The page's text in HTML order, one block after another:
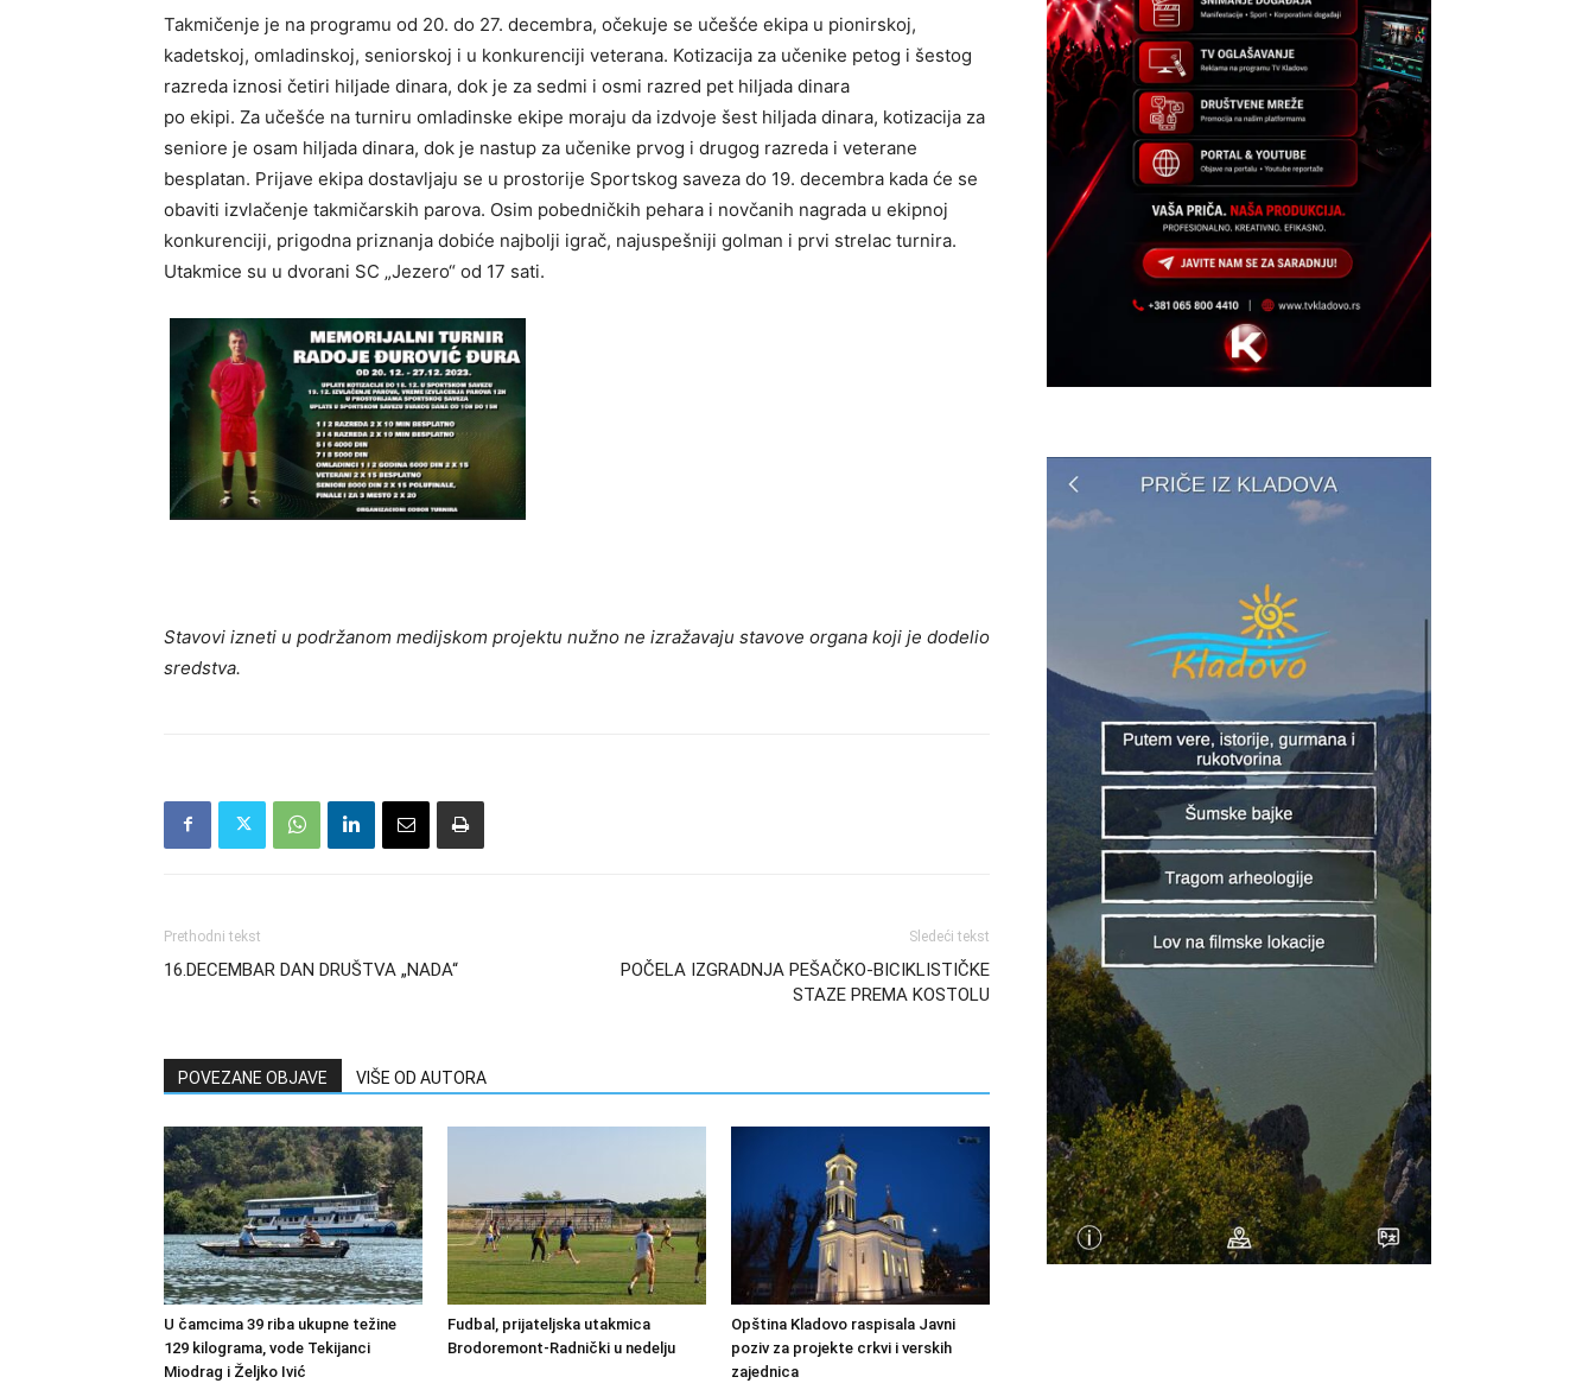
Takmičenje je na programu od 20. do 27. decembra, očekuje se učešće ekipa u pionirskoj,
kadetskoj, omladinskoj, seniorskoj i u konkurenciji veterana. Kotizacija za učenike petog i šestog
razreda iznosi četiri hiljade dinara, dok je za sedmi i osmi razred pet hiljada dinara
po ekipi. Za učešće na turniru omladinske ekipe moraju da izdvoje šest hiljada dinara, kotizacija za
seniore je osam hiljada dinara, dok je nastup za učenike prvog i drugog razreda i veterane
besplatan. Prijave ekipa dostavljaju se u prostorije Sportskog saveza do 19. decembra kada će se
obaviti izvlačenje takmičarskih parova. Osim pobedničkih pehara i novčanih nagrada u ekipnoj
konkurenciji, prigodna priznanja dobiće najbolji igrač, najuspešniji golman i prvi strelac turnira.
Utakmice su u dvorani SC „Jezero“ od 17 sati.
Stavovi izneti u podržanom medijskom projektu nužno ne izražavaju stavove organa koji je dodelio
sredstva.
Prethodni tekst
16.DECEMBAR DAN DRUŠTVA „NADA“
Sledeći tekst
POČELA IZGRADNJA PEŠAČKO-BICIKLISTIČKE
STAZE PREMA KOSTOLU
POVEZANE OBJAVE VIŠE OD AUTORA
U čamcima 39 riba ukupne težine
129 kilograma, vode Tekijanci
Miodrag i Željko Ivić
Fudbal, prijateljska utakmica
Brodoremont-Radnički u nedelju
Opština Kladovo raspisala Javni
poziv za projekte crkvi i verskih
zajednica